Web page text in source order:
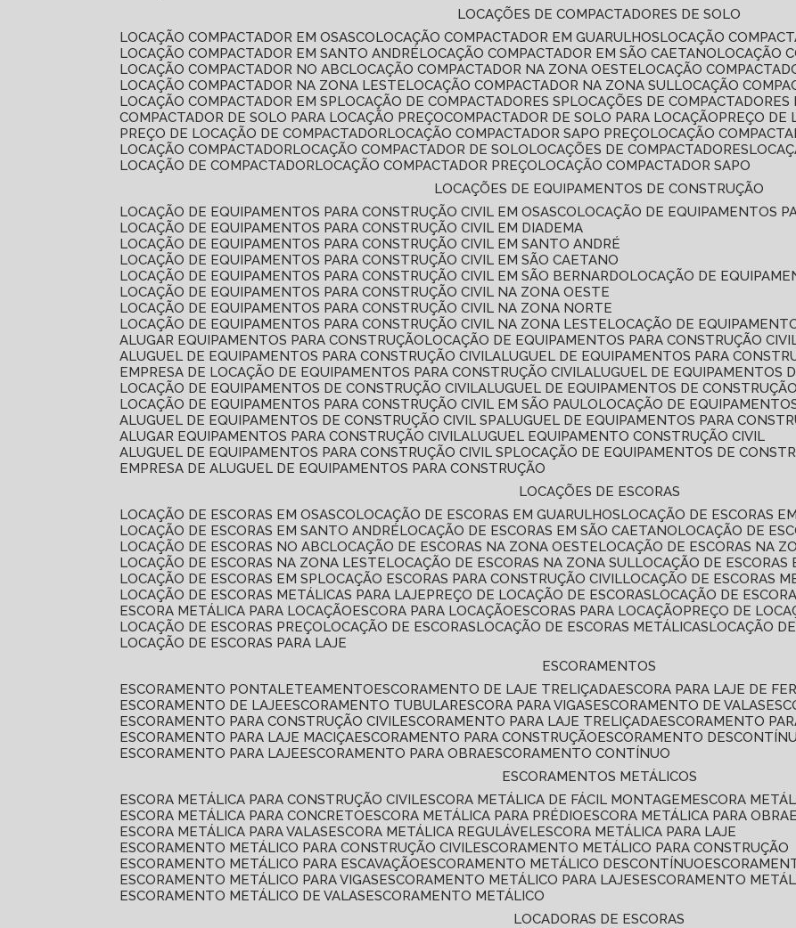
LOCAÇÕES DE COMPACTADORES DE SOLO
LOCAÇÃO COMPACTADOR EM OSASCO LOCAÇÃO COMPACTADOR EM GUARULHOS LOCAÇÃO
LOCAÇÃO COMPACTADOR EM SANTO ANDRÉ LOCAÇÃO COMPACTADOR EM SÃO CAETANO LOCAÇÃO
LOCAÇÃO COMPACTADOR NO ABC LOCAÇÃO COMPACTADOR NA ZONA OESTE LOCAÇÃO
LOCAÇÃO COMPACTADOR NA ZONA LESTE LOCAÇÃO COMPACTADOR NA ZONA SUL LOCAÇÃO
LOCAÇÃO COMPACTADOR EM SP LOCAÇÃO DE COMPACTADORES SP LOCAÇÕES DE COMPACTADORES
COMPACTADOR DE SOLO PARA LOCAÇÃO PREÇO COMPACTADOR DE SOLO PARA LOCAÇÃO
PREÇO
PREÇO DE LOCAÇÃO DE COMPACTADOR LOCAÇÃO COMPACTADOR SAPO PREÇO LOCAÇÃO
LOCAÇÃO COMPACTADOR LOCAÇÃO COMPACTADOR DE SOLO LOCAÇÕES DE COMPACTADORES
LOCAÇÃO DE COMPACTADOR LOCAÇÃO COMPACTADOR PREÇO LOCAÇÃO COMPACTADOR SAPO
LOCAÇÕES DE EQUIPAMENTOS DE CONSTRUÇÃO
LOCAÇÃO DE EQUIPAMENTOS PARA CONSTRUÇÃO CIVIL EM OSASCO LOCAÇÃO DE EQUIPAMENTOS
LOCAÇÃO DE EQUIPAMENTOS PARA CONSTRUÇÃO CIVIL EM DIADEMA
LOCAÇÃO DE EQUIPAMENTOS PARA CONSTRUÇÃO CIVIL EM SANTO ANDRÉ
LOCAÇÃO DE EQUIPAMENTOS PARA CONSTRUÇÃO CIVIL EM SÃO CAETANO
LOCAÇÃO DE EQUIPAMENTOS PARA CONSTRUÇÃO CIVIL EM SÃO BERNARDO LOCAÇÃO DE
LOCAÇÃO DE EQUIPAMENTOS PARA CONSTRUÇÃO CIVIL NA ZONA OESTE
LOCAÇÃO DE EQUIPAMENTOS PARA CONSTRUÇÃO CIVIL NA ZONA NORTE
LOCAÇÃO DE EQUIPAMENTOS PARA CONSTRUÇÃO CIVIL NA ZONA LESTE LOCAÇÃO DE
ALUGAR EQUIPAMENTOS PARA CONSTRUÇÃO LOCAÇÃO DE EQUIPAMENTOS PARA CONSTRUÇÃO
ALUGUEL DE EQUIPAMENTOS PARA CONSTRUÇÃO CIVIL ALUGUEL DE EQUIPAMENTOS PARA
EMPRESA DE LOCAÇÃO DE EQUIPAMENTOS PARA CONSTRUÇÃO CIVIL ALUGUEL DE EQUIPAMENTOS
LOCAÇÃO DE EQUIPAMENTOS DE CONSTRUÇÃO CIVIL ALUGUEL DE EQUIPAMENTOS DE
LOCAÇÃO DE EQUIPAMENTOS PARA CONSTRUÇÃO CIVIL EM SÃO PAULO LOCAÇÃO DE
ALUGUEL DE EQUIPAMENTOS DE CONSTRUÇÃO CIVIL SP ALUGUEL DE EQUIPAMENTOS PARA
ALUGAR EQUIPAMENTOS PARA CONSTRUÇÃO CIVIL ALUGUEL EQUIPAMENTO CONSTRUÇÃO CIVIL
ALUGUEL DE EQUIPAMENTOS PARA CONSTRUÇÃO CIVIL SP LOCAÇÃO DE EQUIPAMENTOS DE
EMPRESA DE ALUGUEL DE EQUIPAMENTOS PARA CONSTRUÇÃO
LOCAÇÕES DE ESCORAS
LOCAÇÃO DE ESCORAS EM OSASCO LOCAÇÃO DE ESCORAS EM GUARULHOS LOCAÇÃO DE ESCORAS
LOCAÇÃO DE ESCORAS EM SANTO ANDRÉ LOCAÇÃO DE ESCORAS EM SÃO CAETANO LOCAÇÃO DE
LOCAÇÃO DE ESCORAS NO ABC LOCAÇÃO DE ESCORAS NA ZONA OESTE LOCAÇÃO DE ESCORAS NA
LOCAÇÃO DE ESCORAS NA ZONA LESTE LOCAÇÃO DE ESCORAS NA ZONA SUL LOCAÇÃO DE
LOCAÇÃO DE ESCORAS EM SP LOCAÇÃO ESCORAS PARA CONSTRUÇÃO CIVIL LOCAÇÃO DE ESCORAS
LOCAÇÃO DE ESCORAS METÁLICAS PARA LAJE
PREÇO DE LOCAÇÃO DE ESCORAS LOCAÇÃO DE
ESCORA METÁLICA PARA LOCAÇÃO
ESCORA PARA LOCAÇÃO ESCORAS PARA LOCAÇÃO
PREÇO DE
LOCAÇÃO DE ESCORAS PREÇO LOCAÇÃO DE ESCORAS LOCAÇÃO DE ESCORAS METÁLICAS LOCAÇÃO
LOCAÇÃO DE ESCORAS PARA LAJE
ESCORAMENTOS
ESCORAMENTO PONTALETEAMENTO
ESCORAMENTO DE LAJE TRELIÇADA ESCORA PARA LAJE DE
ESCORAMENTO DE LAJE
ESCORAMENTO TUBULAR ESCORA PARA VIGAS ESCORAMENTO DE VALAS
ESCORAMENTO PARA CONSTRUÇÃO CIVIL ESCORAMENTO PARA LAJE TRELIÇADA ESCORAMENTO
ESCORAMENTO PARA LAJE MACIÇA ESCORAMENTO PARA CONSTRUÇÃO ESCORAMENTO
ESCORAMENTO PARA LAJE
ESCORAMENTO PARA OBRA ESCORAMENTO CONTÍNUO
ESCORAMENTOS METÁLICOS
ESCORA METÁLICA PARA CONSTRUÇÃO CIVIL ESCORA METÁLICA DE FÁCIL MONTAGEM
ESCORA
ESCORA METÁLICA PARA CONCRETO
ESCORA METÁLICA PARA PRÉDIO ESCORA METÁLICA PARA OBRA
ESCORA METÁLICA PARA VALAS
ESCORA METÁLICA REGULÁVEL ESCORA METÁLICA PARA LAJE
ESCORAMENTO METÁLICO PARA CONSTRUÇÃO CIVIL ESCORAMENTO METÁLICO PARA CONSTRUÇÃO
ESCORAMENTO METÁLICO PARA ESCAVAÇÃO
ESCORAMENTO METÁLICO DESCONTÍNUO
ESCORAMENTO METÁLICO PARA VIGAS
ESCORAMENTO METÁLICO PARA LAJES
ESCORAMENTO
ESCORAMENTO METÁLICO DE VALAS
ESCORAMENTO METÁLICO
LOCADORAS DE ESCORAS